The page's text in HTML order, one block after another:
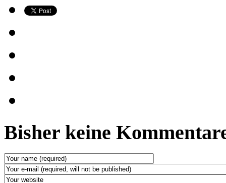
Bisher keine